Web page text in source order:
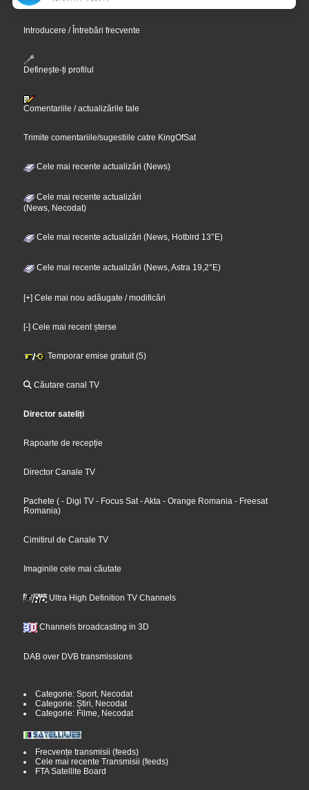
Introducere / Întrebări frecvente
Definește-ți profilul
Comentariile / actualizările tale
Trimite comentariile/sugestiile catre KingOfSat
Cele mai recente actualizări (News)
Cele mai recente actualizări
(News, Necodat)
Cele mai recente actualizări (News, Hotbird 13°E)
Cele mai recente actualizări (News, Astra 19,2°E)
[+] Cele mai nou adăugate / modificări
[-] Cele mai recent șterse
Temporar emise gratuit (5)
Căutare canal TV
Director sateliți
Rapoarte de recepție
Director Canale TV
Pachete (- Digi TV - Focus Sat- Akta - Orange Romania - Freesat
Romania)
Cimitirul de Canale TV
Imaginile cele mai căutate
Ultra High Definition TV Channels
Channels broadcasting in 3D
DAB over DVB transmissions
Categorie: Sport, Necodat
Categorie: Știri, Necodat
Categorie: Filme, Necodat
Frecvențe transmisii (feeds)
Cele mai recente Transmisii (feeds)
FTA Satellite Board